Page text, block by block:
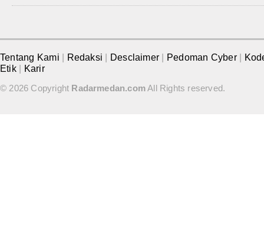
Tentang Kami Redaksi Desclaimer Pedoman Cyber
Etik
Karir
© 2026 Copyright Radarmedan.comAll Rights reserved.